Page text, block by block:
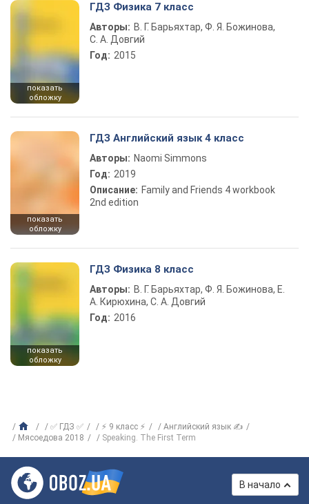
показать
обложку
ГДЗ Физика 7 класс
Авторы: В. Г. Барьяхтар, Ф. Я. Божинова,
С. А. Довгий
Год: 2015
показать
обложку
ГДЗ Английский язык 4 класс
Авторы: Naomi Simmons
Год: 2019
Описание: Family and Friends 4 workbook
2nd edition
показать
обложку
ГДЗ Физика 8 класс
Авторы: В. Г. Барьяхтар, Ф. Я. Божинова, Е.
А. Кирюхина, С. А. Довгий
Год: 2016
✅ ГДЗ ✅ ⚡ 9 класс ⚡
Английский язык ✍
Мясоедова 2018
Speaking. The First Term
В начало